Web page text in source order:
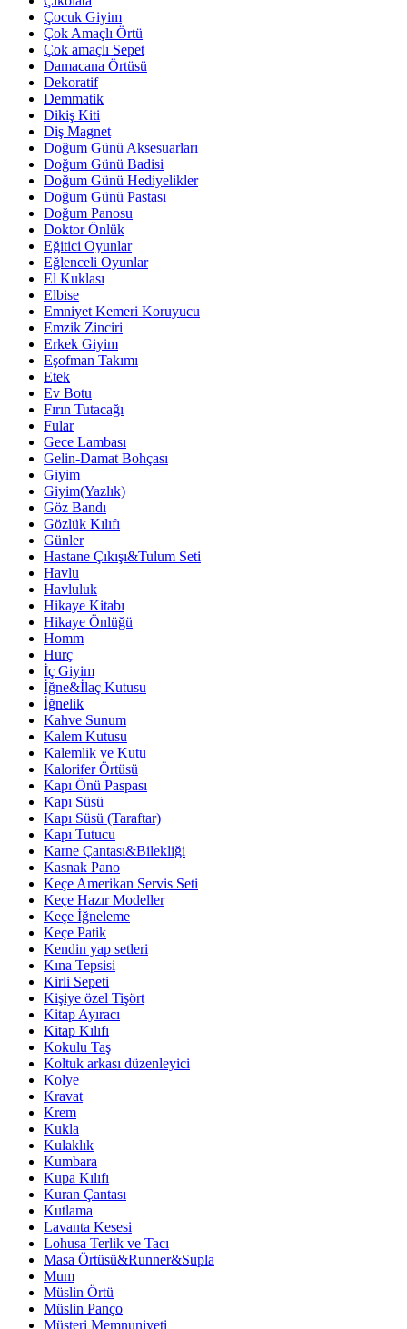
Çocuk Giyim
Çok Amaçlı Örtü
Çok amaçlı Sepet
Damacana Örtüsü
Dekoratif
Demmatik
Dikiş Kiti
Diş Magnet
Doğum Günü Aksesuarları
Doğum Günü Badisi
Doğum Günü Hediyelikler
Doğum Günü Pastası
Doğum Panosu
Doktor Önlük
Eğitici Oyunlar
Eğlenceli Oyunlar
El Kuklası
Elbise
Emniyet Kemeri Koruyucu
Emzik Zinciri
Erkek Giyim
Eşofman Takımı
Etek
Ev Botu
Fırın Tutacağı
Fular
Gece Lambası
Gelin-Damat Bohçası
Giyim
Giyim(Yazlık)
Göz Bandı
Gözlük Kılıfı
Günler
Hastane Çıkışı&Tulum Seti
Havlu
Havluluk
Hikaye Kitabı
Hikaye Önlüğü
Homm
Hurç
İç Giyim
İğne&İlaç Kutusu
İğnelik
Kahve Sunum
Kalem Kutusu
Kalemlik ve Kutu
Kalorifer Örtüsü
Kapı Önü Paspası
Kapı Süsü
Kapı Süsü (Taraftar)
Kapı Tutucu
Karne Çantası&Bilekliği
Kasnak Pano
Keçe Amerikan Servis Seti
Keçe Hazır Modeller
Keçe İğneleme
Keçe Patik
Kendin yap setleri
Kına Tepsisi
Kirli Sepeti
Kişiye özel Tişört
Kitap Ayıracı
Kitap Kılıfı
Kokulu Taş
Koltuk arkası düzenleyici
Kolye
Kravat
Krem
Kukla
Kulaklık
Kumbara
Kupa Kılıfı
Kuran Çantası
Kutlama
Lavanta Kesesi
Lohusa Terlik ve Tacı
Masa Örtüsü&Runner&Supla
Mum
Müslin Örtü
Müslin Panço
Müşteri Memnuniyeti